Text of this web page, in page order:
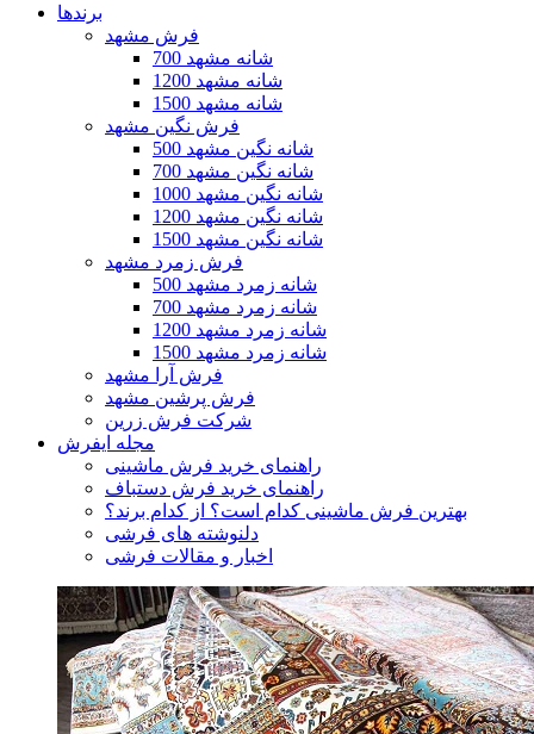
برندها
فرش مشهد
700 شانه مشهد
1200 شانه مشهد
1500 شانه مشهد
فرش نگین مشهد
500 شانه نگین مشهد
700 شانه نگین مشهد
1000 شانه نگین مشهد
1200 شانه نگین مشهد
1500 شانه نگین مشهد
فرش زمرد مشهد
500 شانه زمرد مشهد
700 شانه زمرد مشهد
1200 شانه زمرد مشهد
1500 شانه زمرد مشهد
فرش آرا مشهد
فرش پرشین مشهد
شرکت فرش زرین
مجله ایفرش
راهنمای خرید فرش ماشینی
راهنمای خرید فرش دستباف
بهترین فرش ماشینی کدام است؟ از کدام برند؟
دلنوشته های فرشی
اخبار و مقالات فرشی